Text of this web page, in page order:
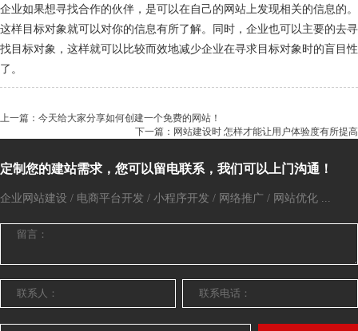
企业如果想寻找合作的伙伴，是可以在自己的网站上发现相关的信息的。
这样目标对象就可以对你的信息有所了解。同时，企业也可以主要的去寻
找目标对象，这样就可以比较而效地减少企业在寻求目标对象时的盲目性
了。
上一篇：今天给大家分享如何创建一个免费的网站！
下一篇：网站建设时 怎样才能让用户体验度有所提高
定制您的建站需求，您可以留电联系，我们可以上门沟通！
企业网站建设 / 电商平台开发 / 小程序开发 / 网络推广 / 网站优化 ...